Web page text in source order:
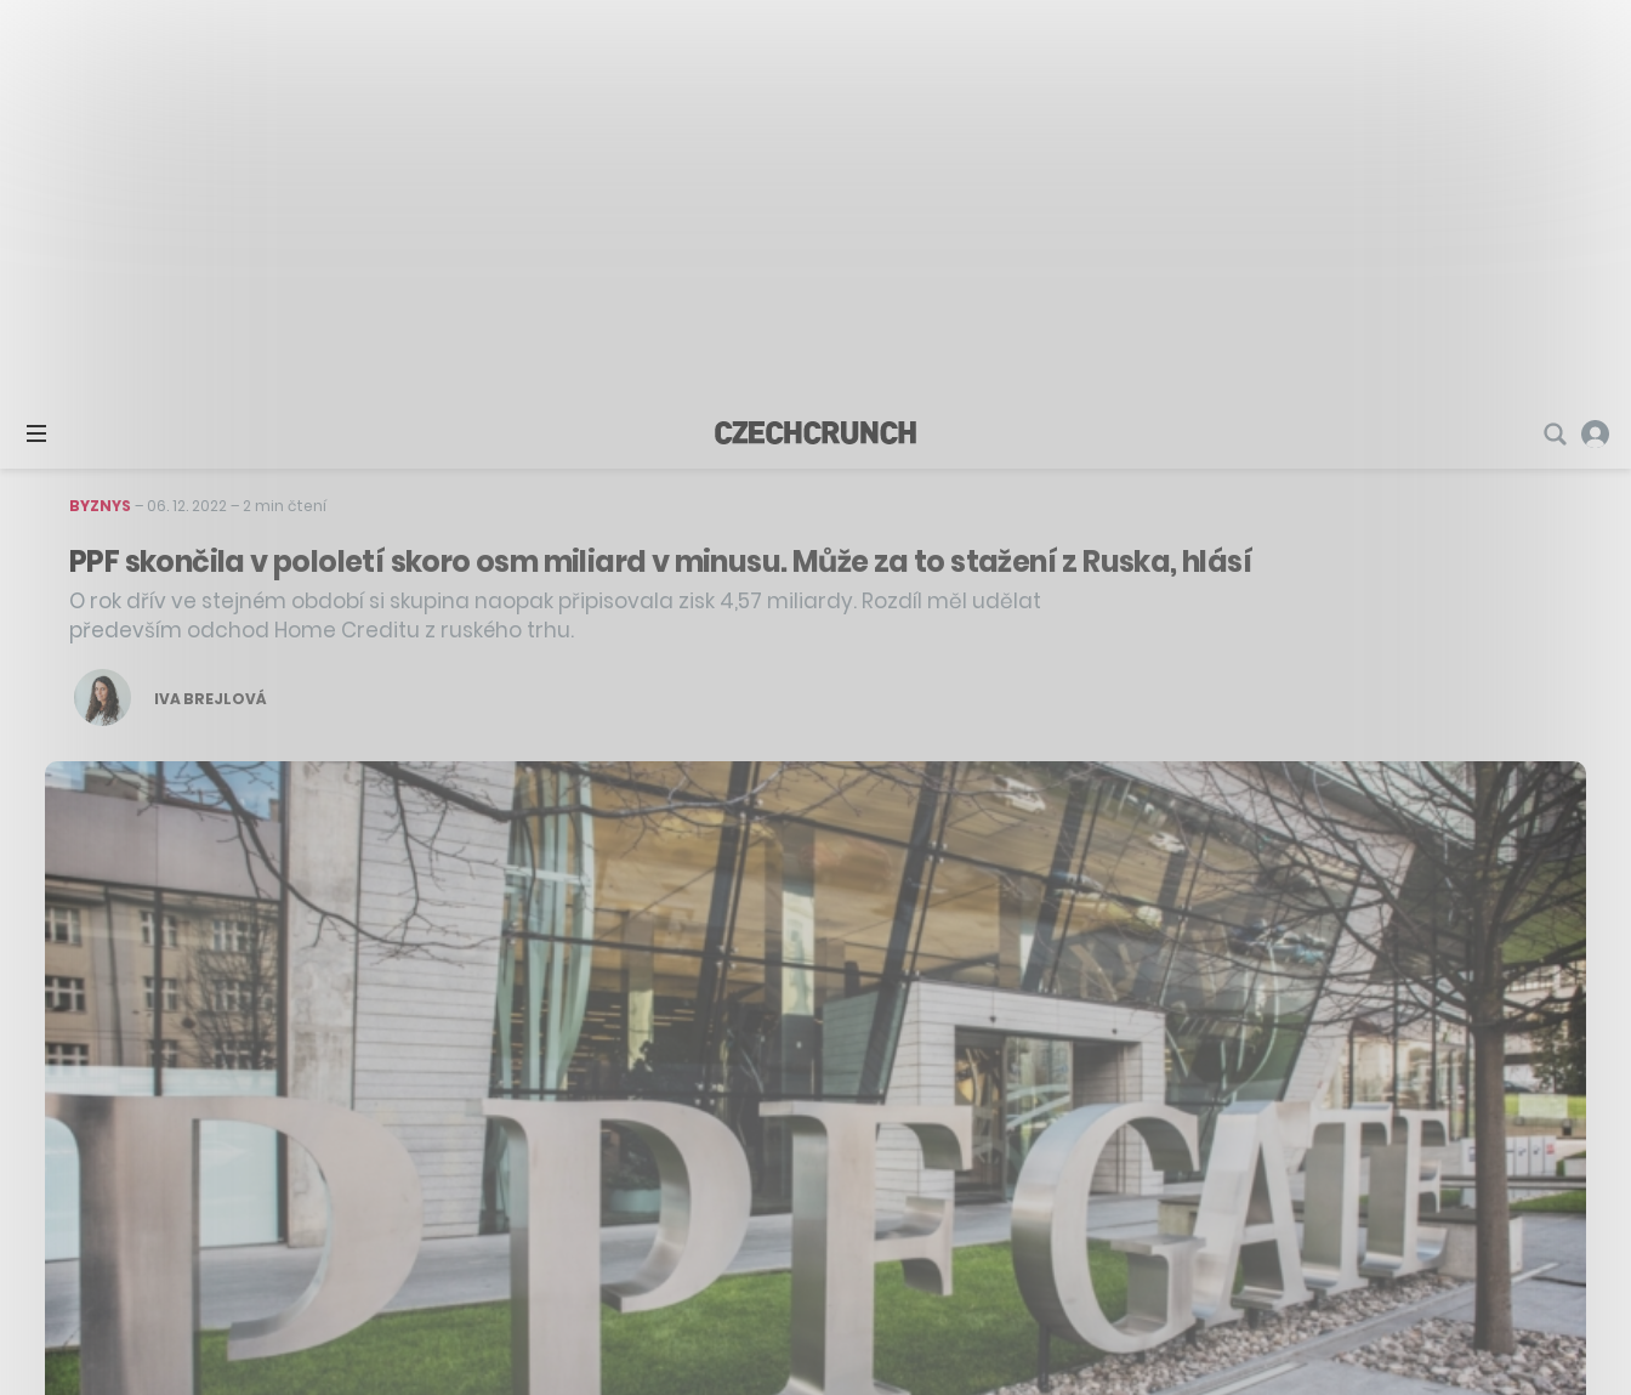
BYZNYS – 06. 12. 2022 – 2 min čtení
PPF skončila v pololetí skoro osm miliard v minusu. Může za to stažení z Ruska, hlásí
O rok dřív ve stejném období si skupina naopak připisovala zisk 4,57 miliardy. Rozdíl měl udělat
především odchod Home Creditu z ruského trhu.
IVA BREJLOVÁ